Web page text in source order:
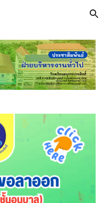
Skip to navigation